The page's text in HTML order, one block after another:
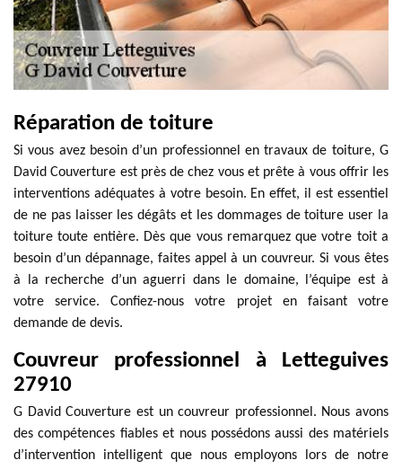
Réparation de toiture
Si vous avez besoin d’un professionnel en travaux de toiture, G
David Couverture est près de chez vous et prête à vous offrir les
interventions adéquates à votre besoin. En effet, il est essentiel
de ne pas laisser les dégâts et les dommages de toiture user la
toiture toute entière. Dès que vous remarquez que votre toit a
besoin d’un dépannage, faites appel à un couvreur. Si vous êtes
à la recherche d’un aguerri dans le domaine, l’équipe est à
votre service. Confiez-nous votre projet en faisant votre
demande de devis.
Couvreur professionnel à Letteguives
27910
G David Couverture est un couvreur professionnel. Nous avons
des compétences fiables et nous possédons aussi des matériels
d’intervention intelligent que nous employons lors de notre